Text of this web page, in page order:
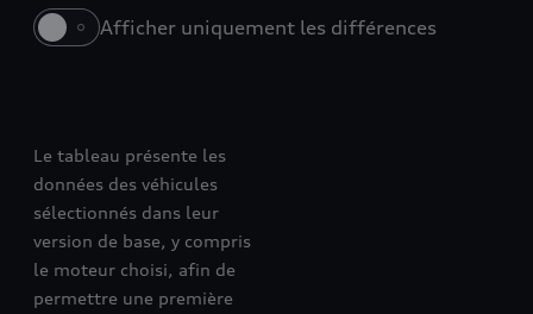
Afficher uniquement les différences
A5 Avant e-hybrid
Le tableau présente les
données des véhicules
sélectionnés dans leur
version de base, y compris
le moteur choisi, afin de
permettre une première